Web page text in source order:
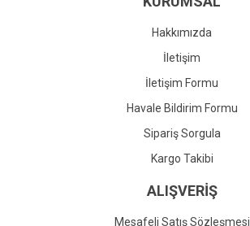
Gönder
Hakkımızda
İletişim
İletişim Formu
Havale Bildirim Formu
Sipariş Sorgula
Kargo Takibi
ALIŞVERİŞ
Mesafeli Satış Sözleşmesi